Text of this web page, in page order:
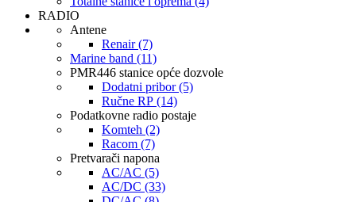
RADIO
Antene
Renair (7)
Marine band (11)
PMR446 stanice opće dozvole
Dodatni pribor (5)
Ručne RP (14)
Podatkovne radio postaje
Komteh (2)
Racom (7)
Pretvarači napona
AC/AC (5)
AC/DC (33)